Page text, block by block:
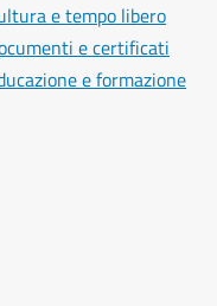
e tempo libero
e certificati
e formazione